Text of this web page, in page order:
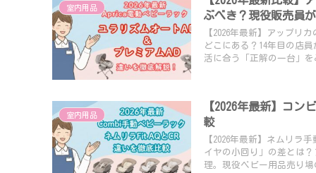
室内用品
ぶべき？現役販売員
【2026年最新】アップリ
どこにある？14年目の店
活に合う「正解の一台」
室内用品
【2026年最新】コン
較
【2026年最新】ネムリラ
イヤの小回り」の差とは
理。現役ベビー用品売り